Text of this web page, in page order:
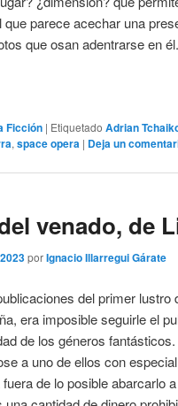
que parece acechar una
que osan adentrarse en él.
Ficción | Etiquetado Adrian
, space opera | Deja un
venado, de
porIgnacio Illarregui Gárate
del primer lustro
era imposible seguirle el
de los géneros fantásticos.
a uno de ellos con especial
de lo posible abarcarlo